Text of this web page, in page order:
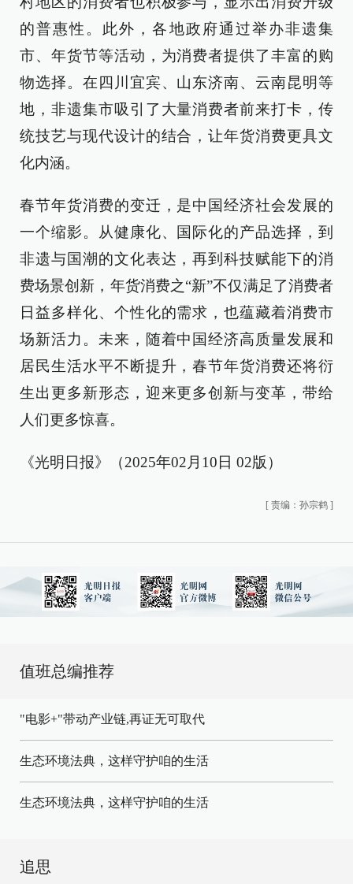
的普惠性。此外，各地政府通过举办非遗集
市、年货节等活动，为消费者提供了丰富的购
物选择。在四川宜宾、山东济南、云南昆明等
地，非遗集市吸引了大量消费者前来打卡，传
统技艺与现代设计的结合，让年货消费更具文
化内涵。
春节年货消费的变迁，是中国经济社会发展的
一个缩影。从健康化、国际化的产品选择，到
非遗与国潮的文化表达，再到科技赋能下的消
费场景创新，年货消费之“新”不仅满足了消费者
日益多样化、个性化的需求，也蕴藏着消费市
场新活力。未来，随着中国经济高质量发展和
居民生活水平不断提升，春节年货消费还将衍
生出更多新形态，迎来更多创新与变革，带给
人们更多惊喜。
《光明日报》（2025年02月10日 02版）
[ 责编：孙宗鹤 ]
值班总编推荐
"电影+"带动产业链,再证无可取代
生态环境法典，这样守护咱的生活
生态环境法典，这样守护咱的生活
追思